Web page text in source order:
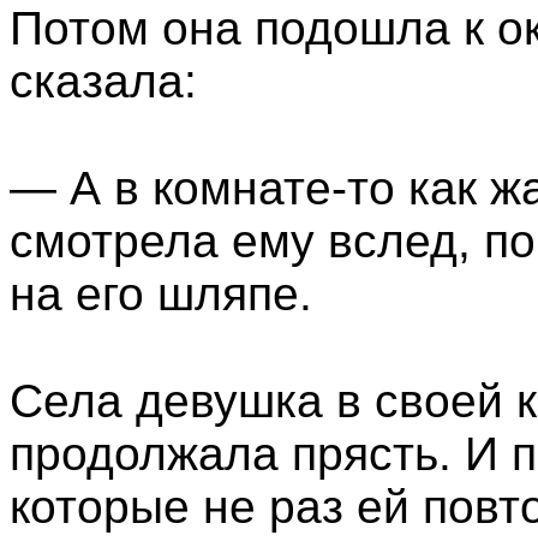
Потом она подошла к
сказала:
— А в комнате-то как
смотрела ему вслед,
на его шляпе.
Села девушка в своей
продолжала прясть. И
которые не раз ей